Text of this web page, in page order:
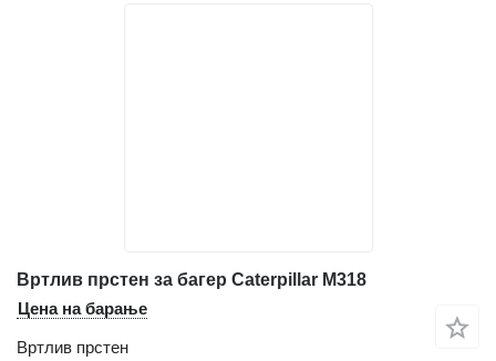
Вртлив прстен за багер Caterpillar M318
Цена на барање
Вртлив прстен